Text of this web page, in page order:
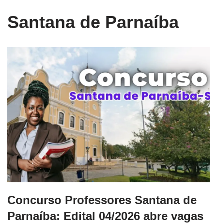
Santana de Parnaíba
Concurso Professores Santana de
Parnaíba: Edital 04/2026 abre vagas